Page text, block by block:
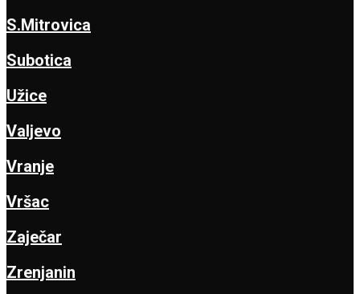
S.Mitrovica
Subotica
Užice
Valjevo
Vranje
Vršac
Zaječar
Zrenjanin